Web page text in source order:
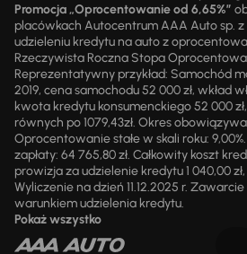
Promocja „Oprocentowanie od 6,65%”
placówkach Autocentrum AAA Auto sp.
udzieleniu kredytu na auto z
Rzeczywista Roczna Stopa
Reprezentatywny przykład: Samochód
2019, cena samochodu 52 000 zł, wkład
kwota kredytu konsumenckiego 52 000
równych po 1079,43zł. Okres
Oprocentowanie stałe w skali roku:
zapłaty: 64 765,80 zł. Całkowity koszt
prowizja za udzielenie kredytu 1 040,00 zł,
Wyliczenie na dzień 11.12.2025 r.
warunkiem udzielenia kredytu.
Pokaż wszystko